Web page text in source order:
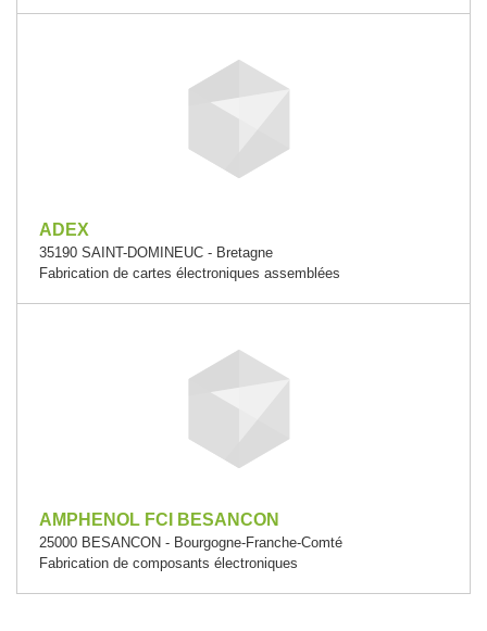
ADEX
35190 SAINT-DOMINEUC - Bretagne
Fabrication de cartes électroniques assemblées
AMPHENOL FCI BESANCON
25000 BESANCON - Bourgogne-Franche-Comté
Fabrication de composants électroniques